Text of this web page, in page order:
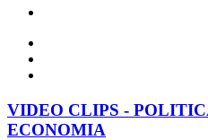
VIDEO CLIPS -
ECONOMIA